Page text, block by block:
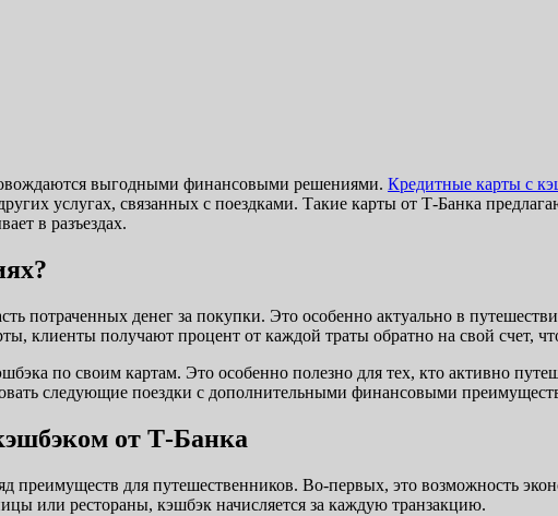
выгодными финансовыми решениями. Кредитные карты с
услугах, связанных с поездками. Такие карты от Т-Банка
в разъездах.
потраченных денег за покупки. Это особенно актуально в
клиенты получают процент от каждой траты обратно на свой счет,
по своим картам. Это особенно полезно для тех, кто активно
следующие поездки с дополнительными финансовыми
от Т-Банка
преимуществ для путешественников. Во-первых, это возможность
или рестораны, кэшбэк начисляется за каждую транзакцию.